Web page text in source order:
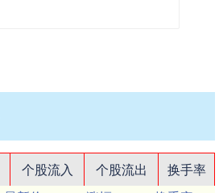
个股流入 个股流出
换手率